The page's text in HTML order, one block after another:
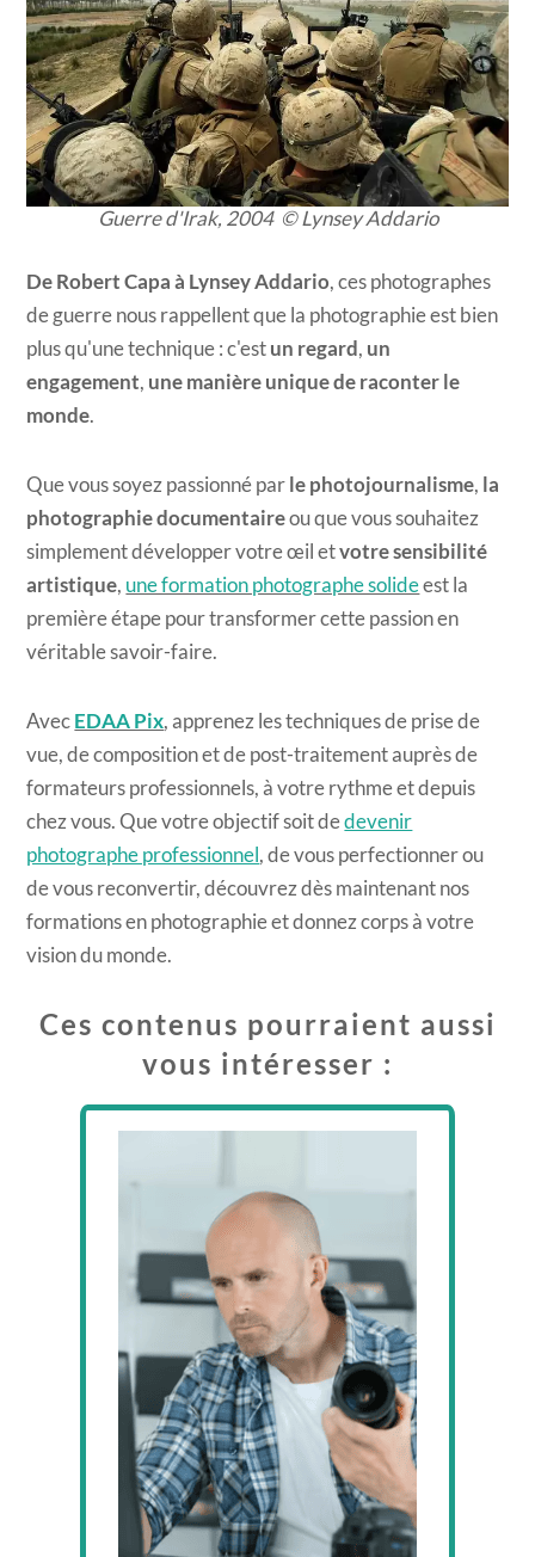
Guerre d'Irak, 2004 © Lynsey Addario​
De Robert Capa à Lynsey Addario, ces photographes
de guerre nous rappellent que la photographie est bien
plus qu'une technique : c'est un regard , un
engagement, une manière unique de raconter le
monde.
Que vous soyez passionné par le photojournalisme, la
photographie documentaireou que vous souhaitez
simplement développer votre œil etvotre sensibilité
artistique, une formation photographe solideest la
première étape pour transformer cette passion en
véritable savoir-faire.
Avec EDAA Pix, apprenez les techniques de prise de
vue, de composition et de post-traitement auprès de
formateurs professionnels, à votre rythme et depuis
chez vous. Que votre objectif soit dedevenir
photographe professionnel , de vous perfectionner ou
de vous reconvertir, découvrez dès maintenant nos
formations en photographie et donnez corps à votre
vision du monde.
Ces contenus pourraient aussi
vous intéresser :